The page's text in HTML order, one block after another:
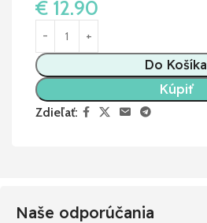
€ 12.90
Do Košíka
Kúpiť
Zdieľať:
Naše odporúčania